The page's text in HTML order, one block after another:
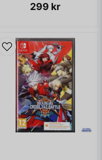
299 kr